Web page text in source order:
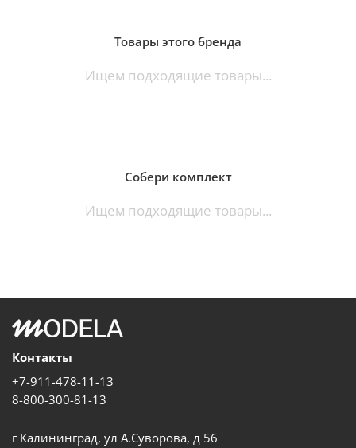
Товары этого бренда
Ищем подходящие товары...
Собери комплект
Ищем подходящие товары...
Контакты
+7-911-478-11-13
8-800-300-81-13
г Калининград, ул А.Суворова, д 56